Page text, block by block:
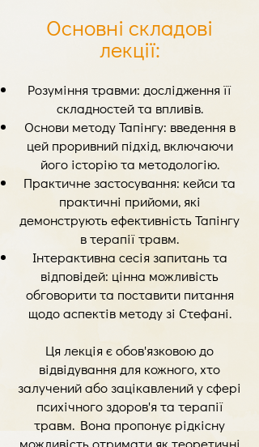
Основні складові
лекції:
Розуміння травми: дослідження її
складностей та впливів.
Основи методу Тапінгу: введення в
цей проривний підхід, включаючи
його історію та методологію.
Практичне застосування: кейси та
практичні прийоми, які
демонструють ефективність Тапінгу
в терапії травм.
Інтерактивна сесія запитань та
відповідей: цінна можливість
обговорити та поставити питання
щодо аспектів методу зі Стефані.
Ця лекція є обов'язковою до
відвідування для кожного, хто
залучений або зацікавлений у сфері
психічного здоров'я та терапії
травм. Вона пропонує рідкісну